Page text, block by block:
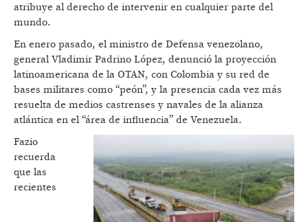
atribuye al derecho de intervenir en cualquier parte del
mundo.
En enero pasado, el ministro de Defensa venezolano,
general Vladimir Padrino López, denunció la proyección
latinoamericana de la OTAN, con Colombia y su red de
bases militares como “peón”, y la presencia cada vez más
resuelta de medios castrenses y navales de la alianza
atlántica en el “área de influencia” de Venezuela.
Fazio
recuerda
que las
recientes